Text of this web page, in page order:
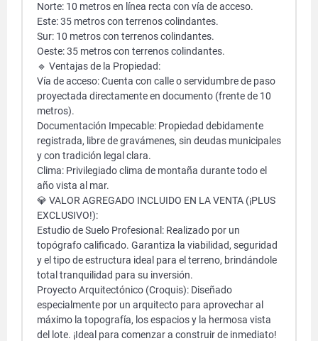
Norte: 10 metros en línea recta con vía de acceso.
Este: 35 metros con terrenos colindantes.
Sur: 10 metros con terrenos colindantes.
Oeste: 35 metros con terrenos colindantes.
🔹 Ventajas de la Propiedad:
Vía de acceso: Cuenta con calle o servidumbre de paso
proyectada directamente en documento (frente de 10
metros).
Documentación Impecable: Propiedad debidamente
registrada, libre de gravámenes, sin deudas municipales
y con tradición legal clara.
Clima: Privilegiado clima de montaña durante todo el
año vista al mar.
💎 VALOR AGREGADO INCLUIDO EN LA VENTA (¡PLUS
EXCLUSIVO!):
Estudio de Suelo Profesional: Realizado por un
topógrafo calificado. Garantiza la viabilidad, seguridad
y el tipo de estructura ideal para el terreno, brindándole
total tranquilidad para su inversión.
Proyecto Arquitectónico (Croquis): Diseñado
especialmente por un arquitecto para aprovechar al
máximo la topografía, los espacios y la hermosa vista
del lote. ¡Ideal para comenzar a construir de inmediato!